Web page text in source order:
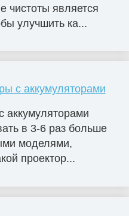
чистоты является
улучшить ка...
с аккумуляторами
аккумуляторами
в 3-6 раз больше
моделями,
проектор...